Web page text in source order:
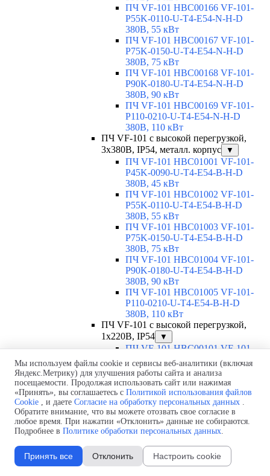
ПЧ VF-101 HBC00166 VF-101-
P55K-0110-U-T4-E54-N-H-D
380В, 55 кВт
ПЧ VF-101 HBC00167 VF-101-
P75K-0150-U-T4-E54-N-H-D
380В, 75 кВт
ПЧ VF-101 HBC00168 VF-101-
P90K-0180-U-T4-E54-N-H-D
380В, 90 кВт
ПЧ VF-101 HBC00169 VF-101-
P110-0210-U-T4-E54-N-H-D
380В, 110 кВт
ПЧ VF-101 с высокой перегрузкой,
3х380В, IP54, металл. корпус
▼
ПЧ VF-101 HBC01001 VF-101-
P45K-0090-U-T4-E54-B-H-D
380В, 45 кВт
ПЧ VF-101 HBC01002 VF-101-
P55K-0110-U-T4-E54-B-H-D
380В, 55 кВт
ПЧ VF-101 HBC01003 VF-101-
P75K-0150-U-T4-E54-B-H-D
380В, 75 кВт
ПЧ VF-101 HBC01004 VF-101-
P90K-0180-U-T4-E54-B-H-D
380В, 90 кВт
ПЧ VF-101 HBC01005 VF-101-
P110-0210-U-T4-E54-B-H-D
380В, 110 кВт
ПЧ VF-101 с высокой перегрузкой,
1х220В, IP54
▼
ПЧ VF-101 HBC00101 VF-101-
PK75-0004-U-S2-E54-B-H 220В,
0,75 кВт
ПЧ VF-101 HBC00102 VF-101-
P1K5-0007-U-S2-E54-B-H 220В,
1,5 кВт
ПЧ VF-101 HBC00103 VF-101-
P2K2-0010-U-S2-E54-B-H 220В,
2,2 кВт
ПЧ VF-101 HBC00104 VF-101-
P4K0-0016-U-S2-E54-B-H 220В, 4
кВт
Мы используем файлы cookie и сервисы веб-аналитики (включая
Яндекс.Метрику) для улучшения работы сайта и анализа
посещаемости. Продолжая использовать сайт или нажимая
«Принять», вы соглашаетесь с Политикой использования файлов
Cookie , и даете Согласие на обработку персональных данных .
Обратите внимание, что вы можете отозвать свое согласие в
любое время. При нажатии «Отклонить» данные не собираются.
Подробнее в Политике обработки персональных данных.
Принять все Отклонить Настроить cookie